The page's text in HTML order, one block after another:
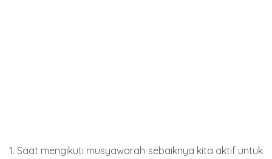
1. Saat mengikuti musyawarah sebaiknya kita aktif untuk